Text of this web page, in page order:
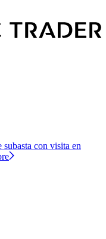
subasta con visita en